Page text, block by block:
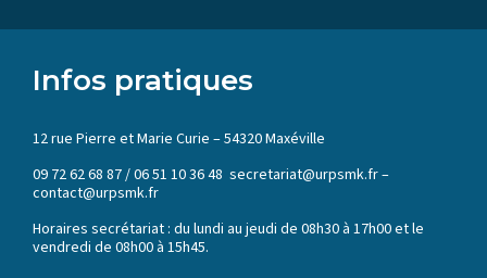
Infos pratiques
12 rue Pierre et Marie Curie – 54320 Maxéville
09 72 62 68 87 / 06 51 10 36 48 secretariat@urpsmk.fr –
contact@urpsmk.fr
Horaires secrétariat : du lundi au jeudi de 08h30 à 17h00 et le
vendredi de 08h00 à 15h45.